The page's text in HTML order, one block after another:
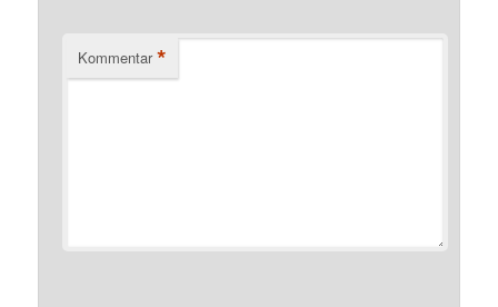
Kommentar *